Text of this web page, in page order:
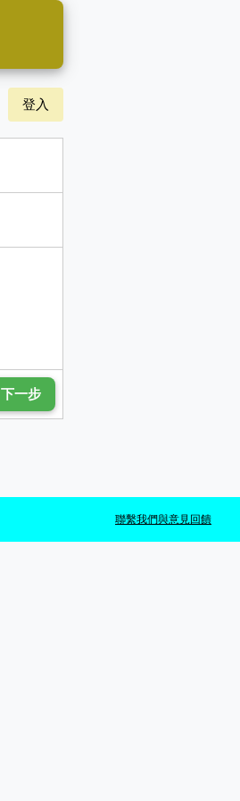
登入
下一步
聯繫我們與意見回饋